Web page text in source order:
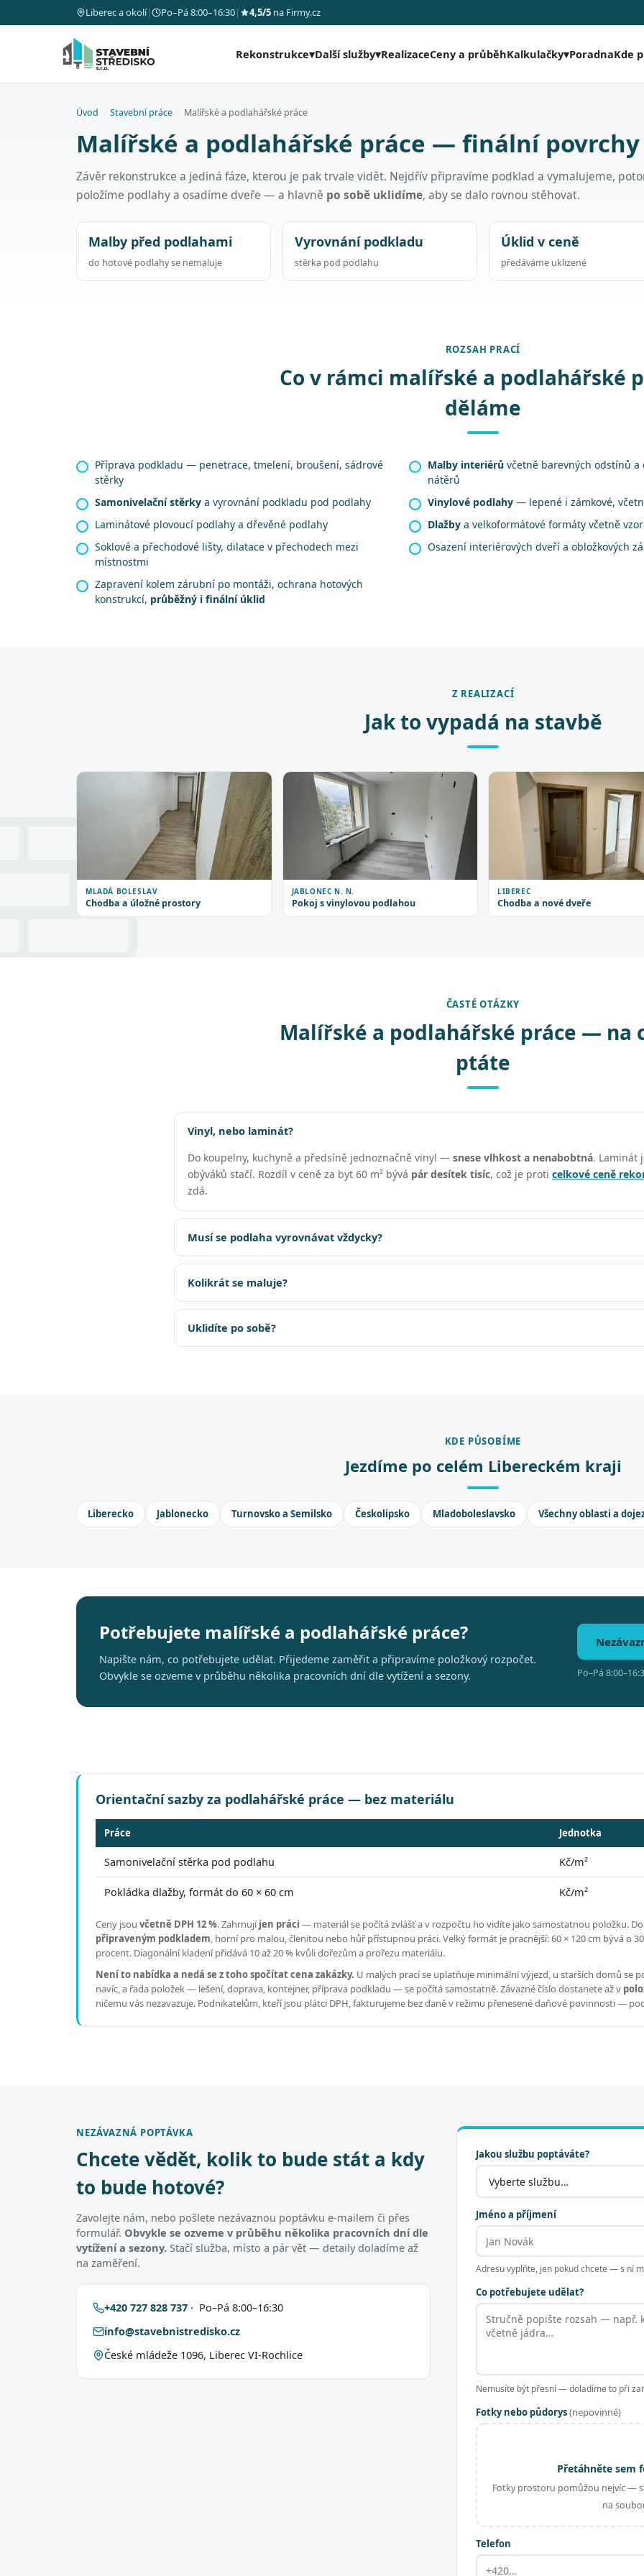
Liberec a okolí| Po–Pá 8:00–16:30| 4,5/5 na Firmy.cz
Rekonstrukce▾Další služby▾RealizaceCeny a průběhKalkulačky▾PoradnaKde
Úvod Stavební práce Malířské a podlahářské práce
Malířské a podlahářské práce — finální povrchy
Závěr rekonstrukce a jediná fáze, kterou je pak trvale vidět. Nejdřív připravíme podklad a vymalujeme,
položíme podlahy a osadíme dveře — a hlavně po sobě uklidíme, aby se dalo rovnou stěhovat.
Malby před podlahami
do hotové podlahy se nemaluje
Vyrovnání podkladu
stěrka pod podlahu
Úklid v ceně
předáváme uklizené
ROZSAH PRACÍ
Co v rámci malířské a podlahářské
děláme
Příprava podkladu — penetrace, tmelení, broušení, sádrové
stěrky
Malby interiérů včetně barevných odstínů
nátěrů
Samonivelační stěrky a vyrovnání podkladu pod podlahy Vinylové podlahy — lepené i zámkové,
Laminátové plovoucí podlahy a dřevěné podlahy
Dlažby a velkoformátové formáty včetně
Soklové a přechodové lišty, dilatace v přechodech mezi
místnostmi
Osazení interiérových dveří a obložkových
Zapravení kolem zárubní po montáži, ochrana hotových
konstrukcí, průběžný i finální úklid
Z REALIZACÍ
Jak to vypadá na stavbě
MLADÁ BOLESLAV
Chodba a úložné prostory
JABLONEC N. N.
Pokoj s vinylovou podlahou
LIBEREC
Chodba a nové dveře
ČASTÉ OTÁZKY
Malířské a podlahářské práce — na
ptáte
Vinyl, nebo laminát?
Do koupelny, kuchyně a předsíně jednoznačně vinyl — snese vlhkost a nenabobtná. Laminát
obýváků stačí. Rozdíl v ceně za byt 60 m² bývá pár desítek tisíc, což je proti celkové ceně
zdá.
Musí se podlaha vyrovnávat vždycky?
Kolikrát se maluje?
Uklidíte po sobě?
KDE PŮSOBÍME
Jezdíme po celém Libereckém kraji
Liberecko Jablonecko Turnovsko a Semilsko Českolipsko Mladoboleslavsko Všechny oblasti a
Potřebujete malířské a podlahářské práce?
Napište nám, co potřebujete udělat. Přijedeme zaměřit a připravíme položkový rozpočet.
Obvykle se ozveme v průběhu několika pracovních dní dle vytížení a sezony.
Po–Pá
Orientační sazby za podlahářské práce — bez materiálu
Práce Jednotka
Samonivelační stěrka pod podlahu Kč/m²
Pokládka dlažby, formát do 60 × 60 cm Kč/m²
Ceny jsou včetně DPH 12 %.Zahrnujíjen práci — materiál se počítá zvlášť a v rozpočtu ho vidíte jako samostatnou položku.
připraveným podkladem, horní pro malou, členitou nebo hůř přístupnou práci.Velký formát je pracnější: 60 × 120 cm bývá o
procent. Diagonální kladení přidává 10 až 20 % kvůli dořezům a prořezu materiálu.
Není to nabídka a nedá se z toho spočítat cena zakázky. U malých prací se uplatňuje minimální výjezd, u starších domů se
navíc, a řada položek — lešení, doprava, kontejner, příprava podkladu — se počítá samostatně. Závazné číslo dostanete až v
ničemu vás nezavazuje. Podnikatelům, kteří jsou plátci DPH, fakturujeme bez daně v režimu přenesené daňové povinnosti —
NEZÁVAZNÁ POPTÁVKA
Chcete vědět, kolik to bude stát a kdy
to bude hotové?
Zavolejte nám, nebo pošlete nezávaznou poptávku e-mailem či přes
formulář. Obvykle se ozveme v průběhu několika pracovních dní dle
vytížení a sezony. Stačí služba, místo a pár vět — detaily doladíme až
na zaměření.
+420 727 828 737 · Po–Pá 8:00–16:30
info@stavebnistredisko.cz
České mládeže 1096, Liberec VI-Rochlice
Jakou službu poptáváte?
Jméno a příjmení
Adresu vyplňte, jen pokud chcete — s ní
Co potřebujete udělat?
Nemusíte být přesní — doladíme to při
Fotky nebo půdorys(nepovinné)
Přetáhněte sem
Fotky prostoru pomůžou nejvíc —
na
Telefon